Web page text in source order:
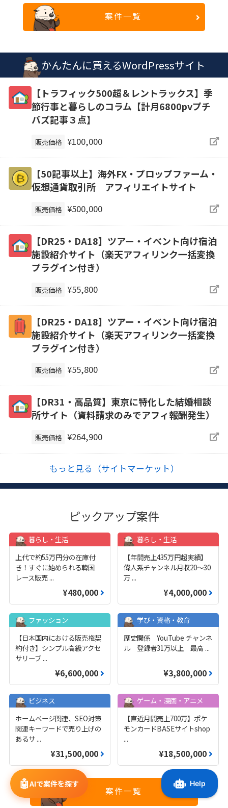
案件一覧
かんたんに買えるWordPressサイト
【トラフィック500超＆レントラックス】季
節行事と暮らしのコラム【計月6800pvプチ
バズ記事３点】
販売価格 ¥100,000
【50記事以上】海外FX・プロップファーム・
仮想通貨取引所 アフィリエイトサイト
販売価格 ¥500,000
【DR25・DA18】ツアー・イベント向け宿泊
施設紹介サイト（楽天アフィリンク一括変換
プラグイン付き）
販売価格 ¥55,800
【DR25・DA18】ツアー・イベント向け宿泊
施設紹介サイト（楽天アフィリンク一括変換
プラグイン付き）
販売価格 ¥55,800
【DR31・高品質】東京に特化した結婚相談
所サイト（資料請求のみでアフィ報酬発生）
販売価格 ¥264,900
もっと見る（サイトマーケット）
ピックアップ案件
暮らし・生活
上代で約55万円分の在庫付
き！すぐに始められる韓国
レース販売 ...
¥480,000
暮らし・生活
【年間売上435万円超実績】
偉人系チャンネル月収20～30
万 ...
¥4,000,000
ファッション
【日本国内における販売権契
約付き】シンプル高級アクセ
サリーブ ...
¥6,600,000
学び・資格・教育
歴史関係 YouTube チャンネ
ル 登録者31万以上 最高 ...
¥3,800,000
ビジネス
ホームページ関連、SEO対策
関連キーワードで売り上げの
あるサ ...
¥31,500,000
ゲーム・漫画・アニメ
【直近月間売上700万】ポケ
モンカードBASEサイトshop
...
¥18,500,000
案件一覧
🤖AIで案件を探す